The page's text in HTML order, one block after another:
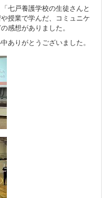
七戸養護学校の生徒さんと
授業で学んだ、コミュニケ
感想がありました。
ありがとうございました。